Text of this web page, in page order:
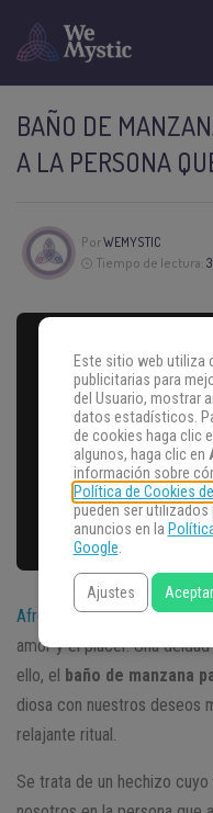
BAÑO DE
A LA PERSONA
PorWEMYSTIC
Tiempo de lectura:
Afrodita
es considerada
amor y el placer. Una
ello, el baño de manzana
diosa con nuestros deseos
relajante ritual.
Se trata de un hechizo
Este sitio web utiliza
publicitarias para
del Usuario, mostrar
datos estadísticos.
de cookies haga clic
algunos, haga clic en
información sobre
Política de Cookies
pueden ser utilizados
anuncios en la
Google.
Ajustes Aceptar